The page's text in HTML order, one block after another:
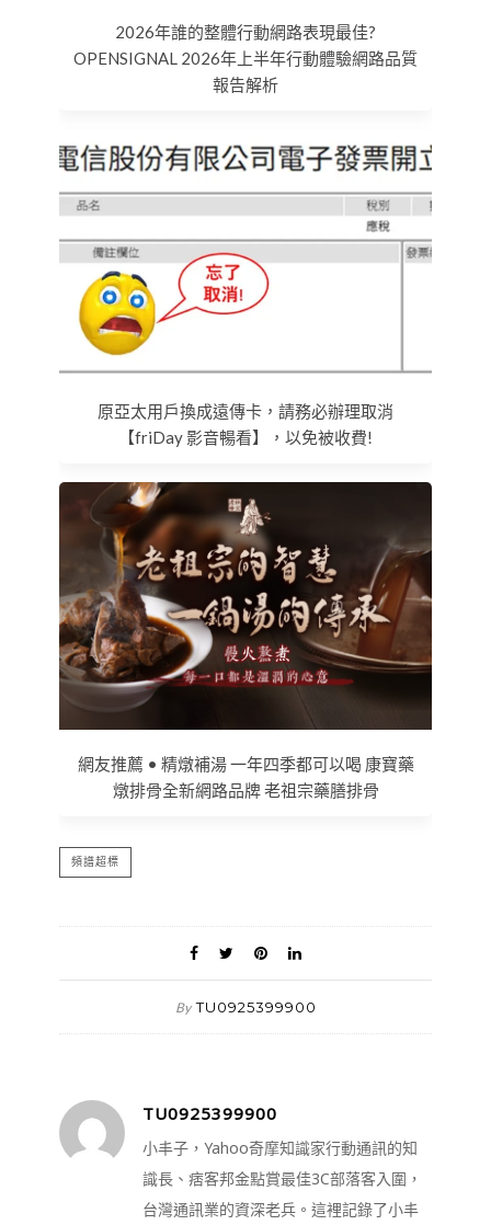
2026年誰的整體行動網路表現最佳?
OPENSIGNAL 2026年上半年行動體驗網路品質
報告解析
原亞太用戶換成遠傳卡，請務必辦理取消
【friDay 影音暢看】，以免被收費!
網友推薦 • 精燉補湯 一年四季都可以喝 康寶藥
燉排骨全新網路品牌 老祖宗藥膳排骨
頻譜超標
By TU0925399900
TU0925399900
小丰子，Yahoo奇摩知識家行動通訊的知
識長、痞客邦金點賞最佳3C部落客入圍，
台灣通訊業的資深老兵。這裡記錄了小丰